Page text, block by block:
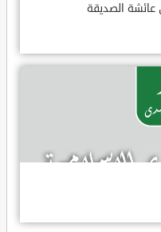
عائشة الصديقة